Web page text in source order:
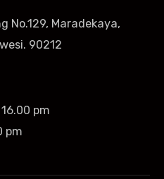
No.129, Maradekaya,
90212
pm
pm